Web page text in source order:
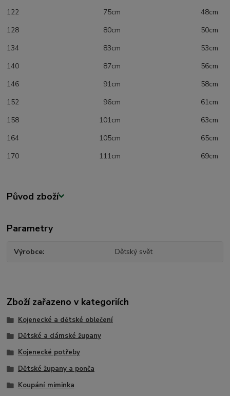
122 75cm 48cm
128 80cm 50cm
134 83cm 53cm
140 87cm 56cm
146 91cm 58cm
152 96cm 61cm
158 101cm 63cm
164 105cm 65cm
170 111cm 69cm
Původ zboží
Parametry
Výrobce Dětský svět
Zboží zařazeno v kategoriích
Kojenecké a dětské oblečení
Dětské a dámské župany
Kojenecké potřeby
Dětské župany a ponča
Koupání miminka